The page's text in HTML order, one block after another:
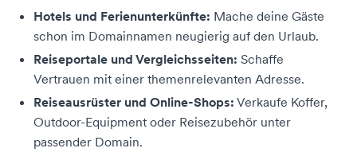
Hotels und Ferienunterkünfte: Mache deine Gäste
schon im Domainnamen neugierig auf den Urlaub.
Reiseportale und Vergleichsseiten: Schaffe
Vertrauen mit einer themenrelevanten Adresse.
Reiseausrüster und Online-Shops: Verkaufe Koffer,
Outdoor-Equipment oder Reisezubehör unter
passender Domain.